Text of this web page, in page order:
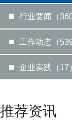
■ 行业要闻（360
■ 工作动态（539
■ 企业实践（17
推荐资讯